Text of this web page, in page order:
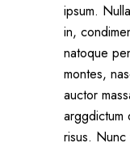
ipsum.
in,
natoque
montes,
auctor
arggdictum
risus. Nunc